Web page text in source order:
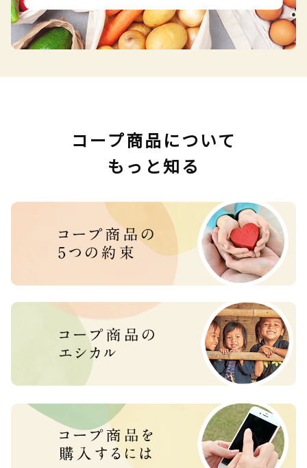
コープ商品について
もっと知る